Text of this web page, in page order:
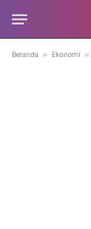
Beranda » Ekonomi »